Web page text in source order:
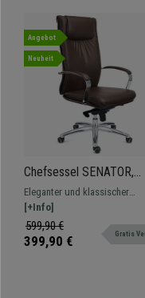
Angebot
Neuheit
Chefsessel SENATOR,
elegantes Design, hoher
Komfort,
Leder, Farbe Braun
Eleganter und klassischer
Chefsessel mit hochdichter
Polsterung. Fusskreuz und
Armlehnen aus verchromten
[+Info]
599,90 €
399,90 € Gratis